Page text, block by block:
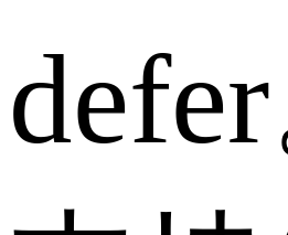
defer